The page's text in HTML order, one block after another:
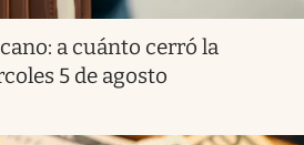
a cuánto cerró la
5 de agosto